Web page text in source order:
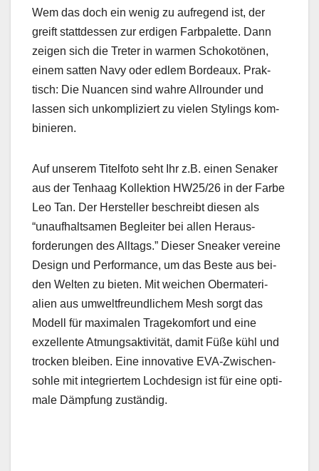
Wem das doch ein wenig zu aufre­gend ist, der
greift stattdessen zur erdi­gen Farb­palette. Dann
zeigen sich die Treter in war­men Schokotö­nen,
einem sat­ten Navy oder edlem Bor­deaux. Prak­
tisch: Die Nuan­cen sind wahre All­rounder und
lassen sich unkom­pliziert zu vie­len Stylings kom­
binieren.
Auf unserem Titelfo­to seht Ihr z.B. einen Senaker
aus der Ten­haag Kollek­tion HW25/26 in der Farbe
Leo Tan. Der Her­steller beschreibt diesen als
“unaufhalt­samen Begleit­er bei allen Her­aus­
forderun­gen des All­t­ags.” Dieser Sneak­er vere­ine
Design und Per­for­mance, um das Beste aus bei­
den Wel­ten zu bieten. Mit weichen Ober­ma­te­ri­
alien aus umwelt­fre­undlichem Mesh sorgt das
Mod­ell für max­i­malen Tragekom­fort und eine
exzel­lente Atmungsak­tiv­ität, damit Füße kühl und
trock­en bleiben. Eine inno­v­a­tive EVA-Zwis­chen­
sohle mit inte­gri­ertem Lochde­sign ist für eine opti­
male Dämp­fung zuständig.